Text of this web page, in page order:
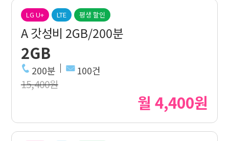
LG U+ LTE 평생 할인
A 갓성비 2GB/200분
2GB
200분 100건
15,400원
월 4,400원